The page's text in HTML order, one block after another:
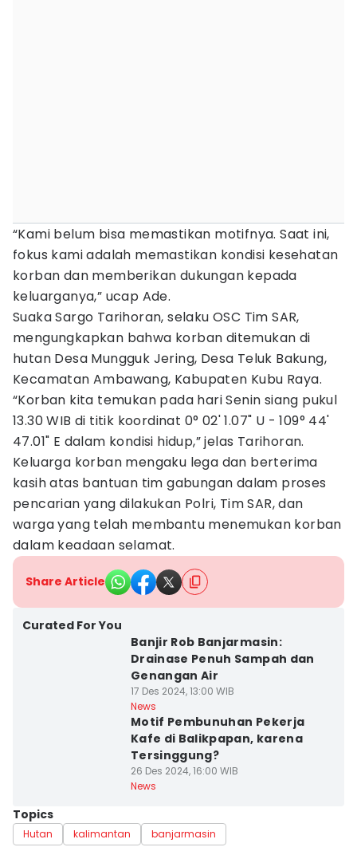
“Kami belum bisa memastikan motifnya. Saat ini,
fokus kami adalah memastikan kondisi kesehatan
korban dan memberikan dukungan kepada
keluarganya,” ucap Ade.
Suaka Sargo Tarihoran, selaku OSC Tim SAR,
mengungkapkan bahwa korban ditemukan di
hutan Desa Mungguk Jering, Desa Teluk Bakung,
Kecamatan Ambawang, Kabupaten Kubu Raya.
“Korban kita temukan pada hari Senin siang pukul
13.30 WIB di titik koordinat 0° 02' 1.07" U - 109° 44'
47.01" E dalam kondisi hidup,” jelas Tarihoran.
Keluarga korban mengaku lega dan berterima
kasih atas bantuan tim gabungan dalam proses
pencarian yang dilakukan Polri, Tim SAR, dan
warga yang telah membantu menemukan korban
dalam keadaan selamat.
Share Article
Curated For You
Banjir Rob Banjarmasin:
Drainase Penuh Sampah dan
Genangan Air
17 Des 2024, 13:00 WIB
News
Motif Pembunuhan Pekerja
Kafe di Balikpapan, karena
Tersinggung?
26 Des 2024, 16:00 WIB
News
Topics
Hutan kalimantan banjarmasin